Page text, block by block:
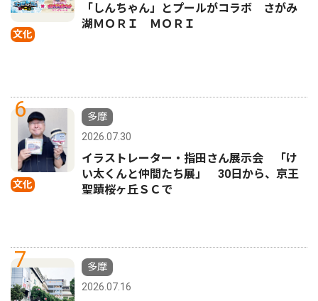
文化
「しんちゃん」とプールがコラボ さがみ
湖ＭＯＲＩ ＭＯＲＩ
6
文化
多摩
2026.07.30
イラストレーター・指田さん展示会 「け
い太くんと仲間たち展」 30日から、京王
聖蹟桜ヶ丘ＳＣで
7
多摩
2026.07.16